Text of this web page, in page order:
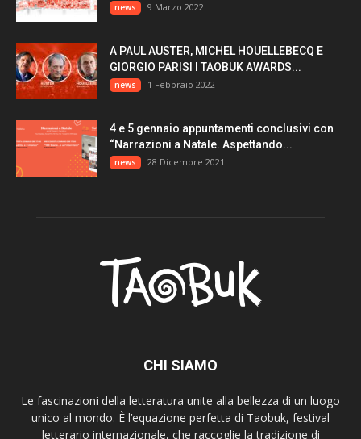
news 9 Marzo 2022
A PAUL AUSTER, MICHEL HOUELLEBECQ E
GIORGIO PARISI I TAOBUK AWARDS...
news 1 Febbraio 2022
4 e 5 gennaio appuntamenti conclusivi con
“Narrazioni a Natale. Aspettando...
news 28 Dicembre 2021
CHI SIAMO
Le fascinazioni della letteratura unite alla bellezza di un luogo
unico al mondo. È l’equazione perfetta di Taobuk, festival
letterario internazionale, che raccoglie la tradizione di